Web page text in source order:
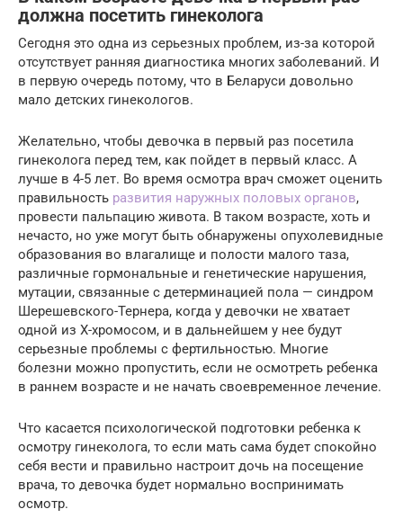
должна посетить гинеколога
Сегодня это одна из серьезных проблем, из-за которой
отсутствует ранняя диагностика многих заболеваний. И
в первую очередь потому, что в Беларуси довольно
мало детских гинекологов.
Желательно, чтобы девочка в первый раз посетила
гинеколога перед тем, как пойдет в первый класс. А
лучше в 4-5 лет. Во время осмотра врач сможет оценить
правильность развития наружных половых органов,
провести пальпацию живота. В таком возрасте, хоть и
нечасто, но уже могут быть обнаружены опухолевидные
образования во влагалище и полости малого таза,
различные гормональные и генетические нарушения,
мутации, связанные с детерминацией пола — синдром
Шерешевского-Тернера, когда у девочки не хватает
одной из Х-хромосом, и в дальнейшем у нее будут
серьезные проблемы с фертильностью. Многие
болезни можно пропустить, если не осмотреть ребенка
в раннем возрасте и не начать своевременное лечение.
Что касается психологической подготовки ребенка к
осмотру гинеколога, то если мать сама будет спокойно
себя вести и правильно настроит дочь на посещение
врача, то девочка будет нормально воспринимать
осмотр.